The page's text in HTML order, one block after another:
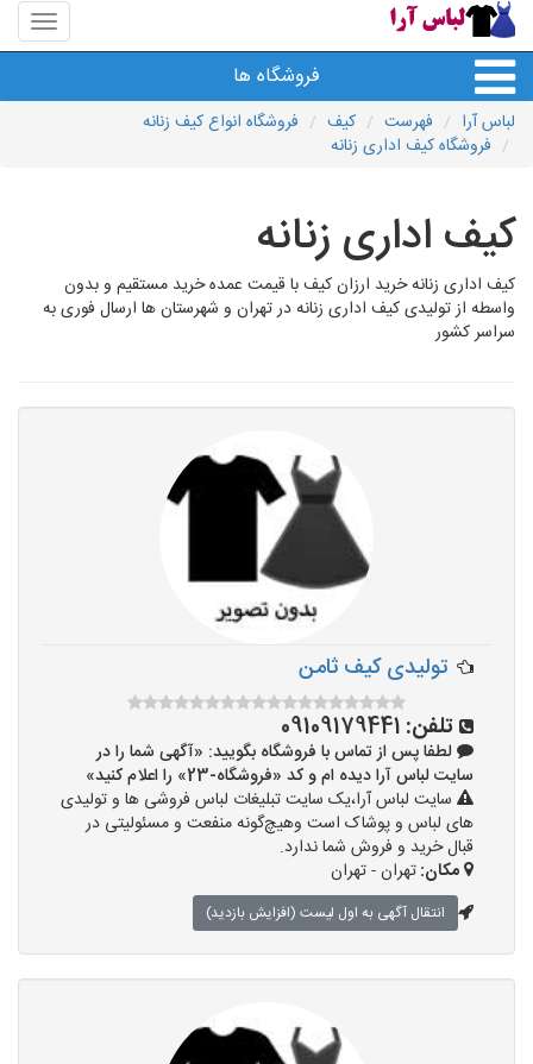
منوی
سایت
آرا
فروشگاه ها
لباس آرا فهرست کیف
فروشگاه انواع کیف زنانه
فروشگاه کیف اداری زنانه
کیف اداری زنانه
کیف اداری زنانه خرید ارزان کیف با قیمت عمده خرید مستقیم و بدون
واسطه از تولیدی کیف اداری زنانه در تهران و شهرستان ها ارسال فوری به
سراسر کشور
تولیدی کیف ثامن
تلفن: 09109179441
لطفا پس از تماس با فروشگاه بگویید: «آگهی شما را در
سایت لباس آرا دیده ام و کد «فروشگاه-23» را اعلام کنید»
سایت لباس آرا،یک سایت تبلیغات لباس فروشی ها و تولیدی
های لباس و پوشاک است وهیچ‌گونه منفعت و مسئولیتی در
قبال خرید و فروش شما ندارد.
مکان:تهران - تهران
انتقال آگهی به اول لیست (افزایش بازدید)